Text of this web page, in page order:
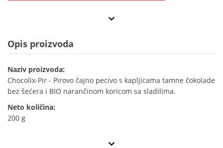
Opis proizvoda
Naziv proizvoda:
Chocolix-Pir - Pirovo čajno pecivo s kapljicama tamne čokolade
bez šećera i BIO narančinom koricom sa sladilima.
Neto količina:
200 g